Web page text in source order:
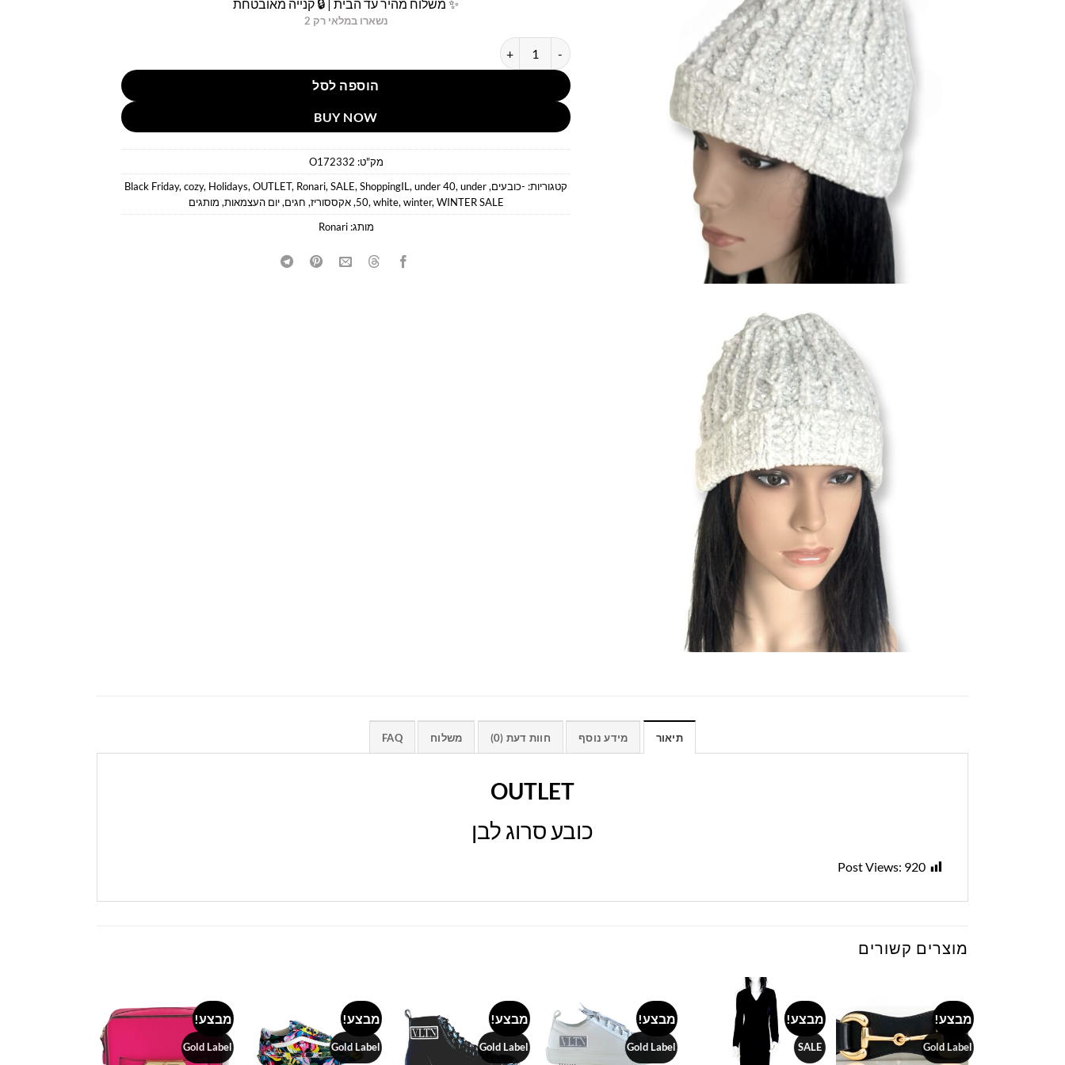
✨ משלוח מהיר עד הבית | 🔒 קנייה מאובטחת
נשארו במלאי רק 2
כמות של כובע סרוג לבן
הוספה לסל
BUY NOW
מק"ט: O172332
קטגוריות: -כובעים,
Black Friday,cozy, Holidays,OUTLET, Ronari,SALE,ShoppingIL,under 40,under
50,white,winter,WINTER SALE
,אקססוריז, חגים,יום העצמאות, מותגים
מותג:Ronari
תיאור מידע נוסף חוות דעת (0) משלוח FAQ
OUTLET
כובע סרוג לבן
Post Views: 920
מוצרים קשורים
מבצע!
Gold Label
Add to
wishlist
מבצע!
SALE
מבצע!
Gold Label
Add to
wishlist
מבצע!
Gold Label
Add to
wishlist
מבצע!
Gold Label
wishlist
מבצע!
Gold Label
Add to
wishlist